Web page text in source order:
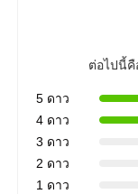
โครงสร้างเหล็
ต่อไปนี้คื
5 ดาว
4 ดาว
3 ดาว
2 ดาว
1 ดาว